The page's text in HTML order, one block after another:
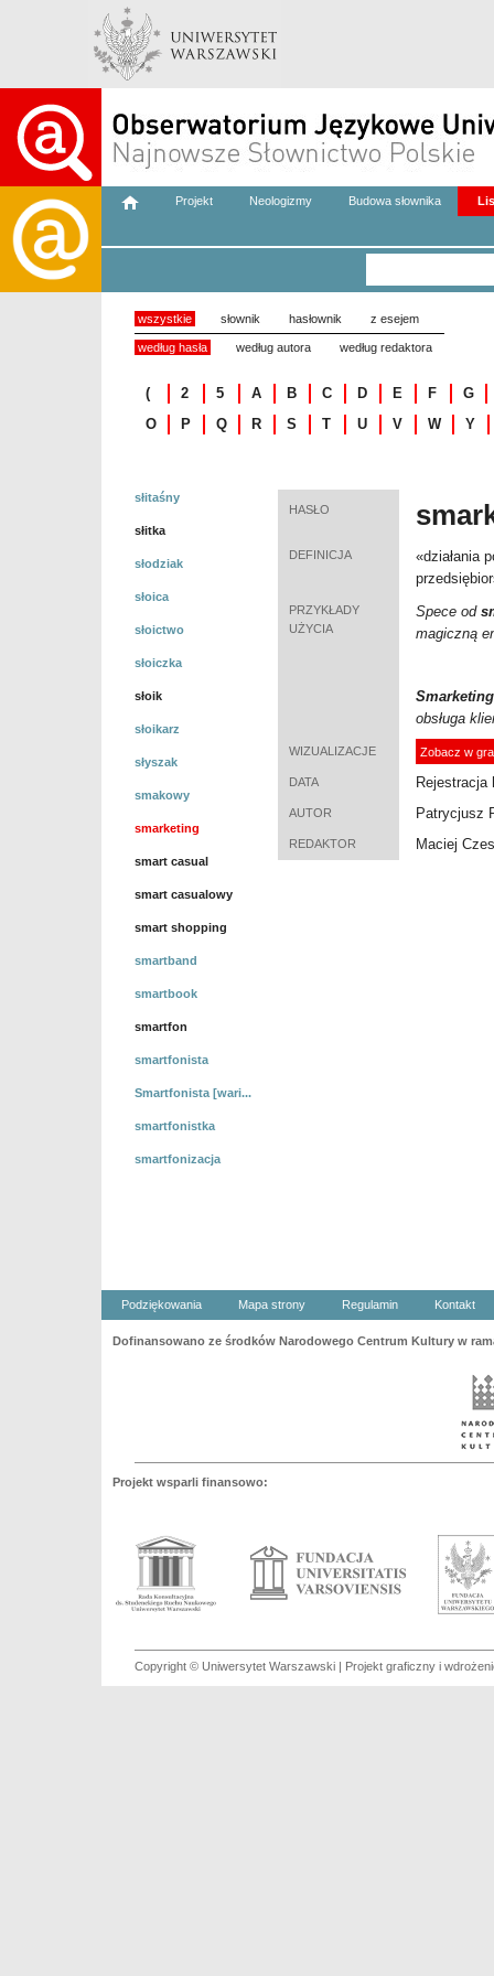
Projekt Neologizmy Budowa słownika
wszystkie słownik hasłownik z esejem
według hasła według autora według redaktora
( 2 5 A B C D E F
G
O
P Q R S T U V W Y
słitaśny
słitka
słodziak
słoica
słoictwo
słoiczka
słoik
słoikarz
słyszak
smakowy
smarketing
smart casual
smart casualowy
smart shopping
smartband
smartbook
smartfon
smartfonista
Smartfonista [wari...
smartfonistka
smartfonizacja
HASŁO
DEFINICJA «działania
PRZYKŁADY
UŻYCIA
Spece od
magiczną
Smarketing
obsługa
WIZUALIZACJE Zobacz w
DATA Rejestracja
AUTOR Patrycjusz
REDAKTOR Maciej
Podziękowania Mapa strony Regulamin Kontakt
Dofinansowano ze środków Narodowego Centrum Kultury w
Projekt wsparli finansowo:
Copyright © Uniwersytet Warszawski | Projekt graficzny i